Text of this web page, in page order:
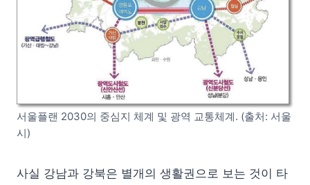
서울플랜 2030의 중심지 체계 및 광역 교통체계. (출처: 서울
시)
사실 강남과 강북은 별개의 생활권으로 보는 것이 타